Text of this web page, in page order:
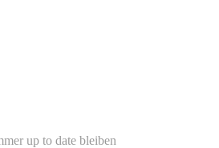
ändern oder widerrufen?
up to date bleiben